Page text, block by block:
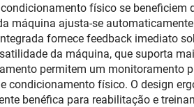
físico se
máquina ajusta-se
fornece feedback imediato
da máquina, que suporta
permitem um monitoramento
condicionamento físico. O design
benéfica para reabilitação e